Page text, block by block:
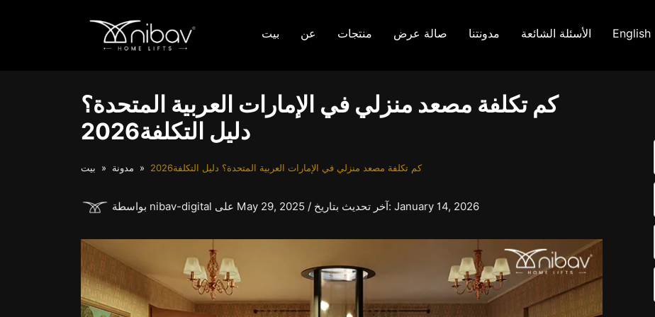
بيت عن منتجات صالة عرض مدونتنا الأسئلة الشائعة English
كم تكلفة مصعد منزلي في الإمارات العربية المتحدة؟
دليل التكلفة2026
بيت مدونة كم تكلفة مصعد منزلي في الإمارات العربية المتحدة؟ دليل التكلفة2026
بواسطة nibav-digital على May 29, 2025 / آخر تحديث بتاريخ: January 14, 2026